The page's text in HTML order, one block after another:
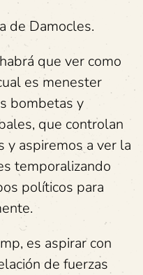
de Damocles.
que ver como
es menester
bombetas y
que controlan
y aspiremos a ver la
temporalizando
políticos para
es aspirar con
de fuerzas